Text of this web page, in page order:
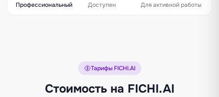
Профессиональный Доступен Для активной работы
Тарифы FICHI.AI
Стоимость на FICHI.AI